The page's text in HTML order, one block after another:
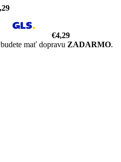
€4,29
mať dopravu ZADARMO.